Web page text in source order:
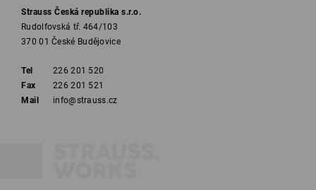
Strauss Česká republika s.r.o.
Rudolfovská tř. 464/103
370 01 České Budějovice
Tel
226 201 520
Fax
226 201 521
Mail
info@strauss.cz